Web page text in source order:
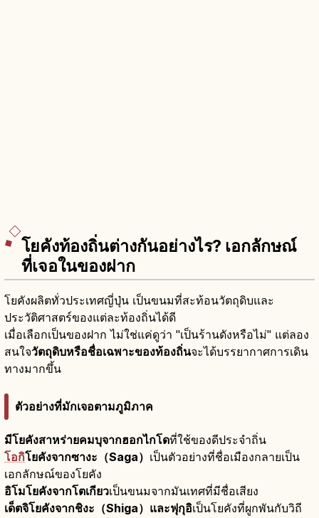
โยคังท้องถิ่นต่างกันอย่างไร? เอกลักษณ์
ที่เจอในของฝาก
โยคังผลิตทั่วประเทศญี่ปุ่น เป็นขนมที่สะท้อนวัตถุดิบและ
ประวัติศาสตร์ของแต่ละท้องถิ่นได้ดี
เมื่อเลือกเป็นของฝาก ไม่ใช่แค่ดูว่า "เป็นร้านดังหรือไม่" แต่ลอง
สนใจวัตถุดิบหรือชื่อเฉพาะของท้องถิ่นจะได้บรรยากาศการเดิน
ทางมากขึ้น
ตัวอย่างที่มักเจอตามภูมิภาค
มีโยคังสาหร่ายคมบุจากฮอกไกโดที่ใช้ของดีประจำถิ่น
โอกิโยคังจากซางะ（Saga） เป็นตัวอย่างที่ชื่อเมืองกลายเป็น
เอกลักษณ์ของโยคัง
อิโมโยคังจากโตเกียวเป็นขนมจากมันเทศที่มีชื่อเสียง
เด็ตจิโยคังจากชิงะ（Shiga）และฟุกุอิเป็นโยคังที่ผูกพันกับวิถี